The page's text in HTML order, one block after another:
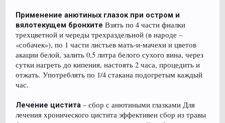
Применение анютиных глазок при остром и
вялотекущем бронхите Взять по 4 части фиалки
трехцветной и череды трехраздельной (в народе –
«собачек»), по 1 части листьев мать-и-мачехи и цветов
акации белой, залить 0,5 литра белого сухого вина, через
сутки нагреть до кипения, настоять 2 часа, процедить и
отжать. Употреблять по 1/4 стакана подогретым каждый
час.
Лечение цистита – сбор с анютиными глазками Для
лечения хронического цистита эффективен сбор из травы